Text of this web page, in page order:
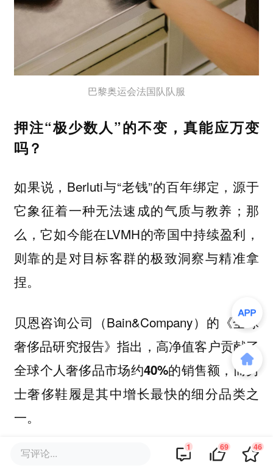
巴黎奥运会法国队队服
押注“极少数人”的不变，真能应万变
吗？
如果说，Berluti与“老钱”的百年绑定，源于
它象征着一种无法速成的气质与教养；那
么，它如今能在LVMH的帝国中持续盈利，
则靠的是对目标客群的极致洞察与精准拿
捏。
贝恩咨询公司（Bain&Company）的《全球
奢侈品研究报告》指出， 高净值客户贡献了
全球个人奢侈品市场约40%的销售额，而男
士奢侈鞋履是其中增长最快的细分品类之
一。
也正因为目标客群极度集中而精准，Berluti
写评论... 1 69 46